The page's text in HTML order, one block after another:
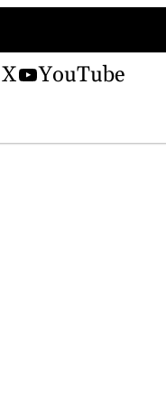
X YouTube